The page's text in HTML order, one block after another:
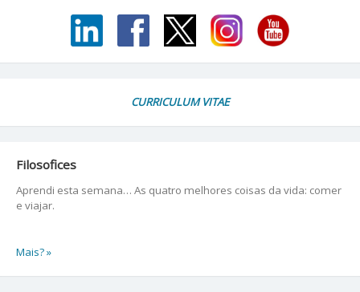
CURRICULUM VITAE
Filosofices
Aprendi esta semana… As quatro melhores coisas da vida: comer
e viajar.
Mais? »